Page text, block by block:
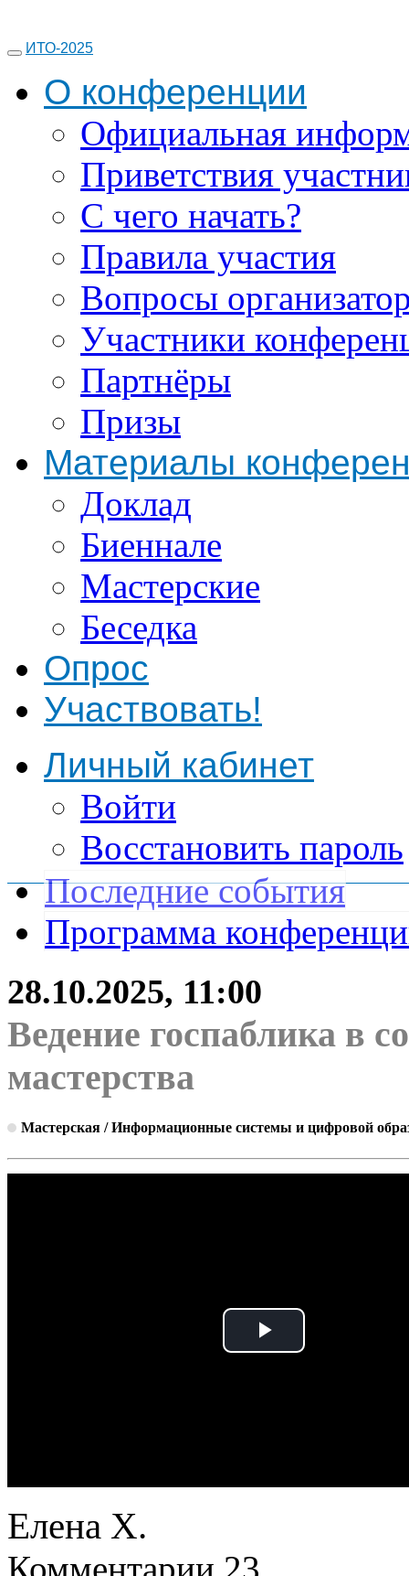
ИТО-2025
О конференции
Официальная
Приветствия
С чего начать?
Правила участия
Вопросы
Участники
Партнёры
Призы
Материалы
Доклад
Биеннале
Мастерские
Беседка
Опрос
Участвовать!
Личный кабинет
Войти
Восстановить пароль
Последние события
Программа
28.10.2025, 11:00
Ведение госпаблика в
мастерства
Мастерская / Информационные системы и цифровой
Елена Х.